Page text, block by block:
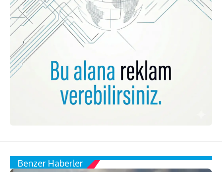
Benzer Haberler